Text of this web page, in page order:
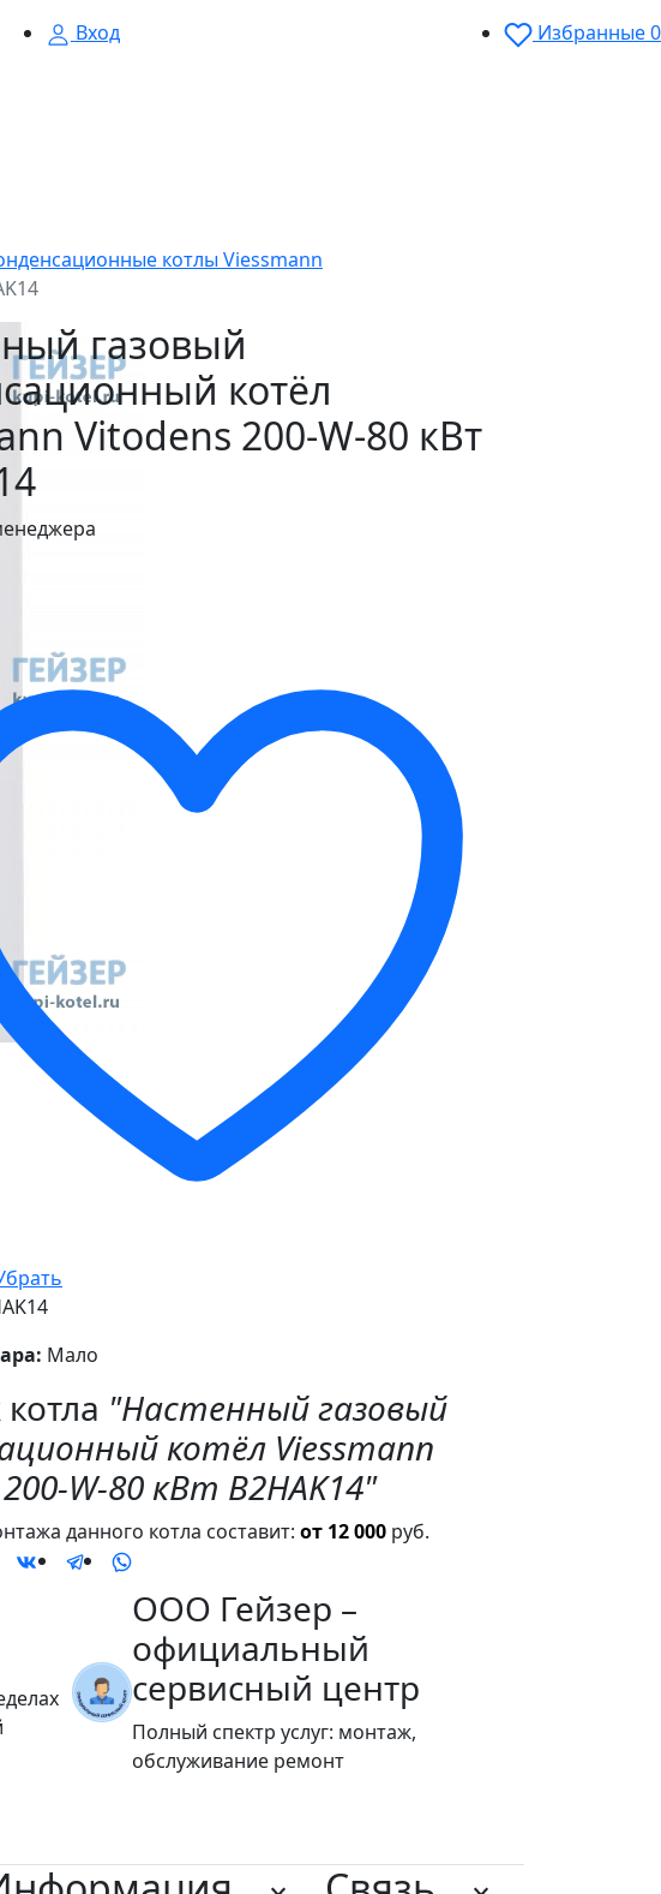
Вход Избранные0
котлы Viessmann
газовый
котёл
Vitodens 200-W-80 кВт
Мало
"Настенный газовый
котёл Viessmann
W-80 кВт B2HAK14"
данного котла составит: от 12 000 руб.
ООО Гейзер –
официальный
сервисный центр
Полный спектр услуг: монтаж,
обслуживание ремонт